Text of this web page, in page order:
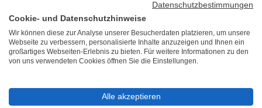
Datenschutzbestimmungen
Cookie- und Datenschutzhinweise
Wir können diese zur Analyse unserer Besucherdaten platzieren, um unsere
Webseite zu verbessern, personalisierte Inhalte anzuzeigen und Ihnen ein
großartiges Webseiten-Erlebnis zu bieten. Für weitere Informationen zu den
von uns verwendeten Cookies öffnen Sie die Einstellungen.
Alle akzeptieren